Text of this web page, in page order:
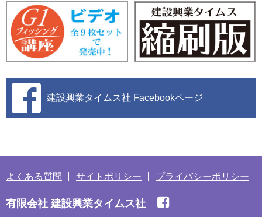
建設興業タイムス社 Facebookページ
よくある質問 サイトポリシー プライバシーポリシー
有限会社 建設興業タイムス社